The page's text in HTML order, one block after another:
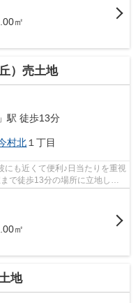
㎡
）売土地
」駅 徒歩13分
村北 １丁目
にも近くて便利♪日当たりを重視
で徒歩13分の場所に立地して
㎡
地